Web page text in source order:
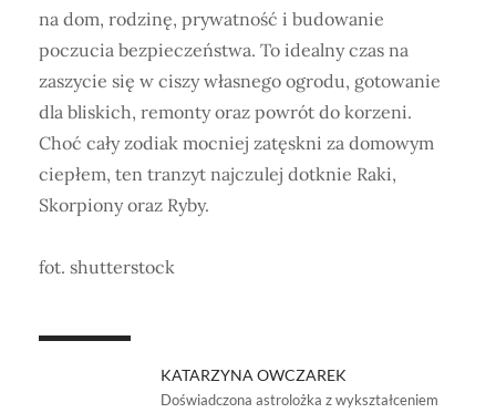
na dom, rodzinę, prywatność i budowanie
poczucia bezpieczeństwa. To idealny czas na
zaszycie się w ciszy własnego ogrodu, gotowanie
dla bliskich, remonty oraz powrót do korzeni.
Choć cały zodiak mocniej zatęskni za domowym
ciepłem, ten tranzyt najczulej dotknie Raki,
Skorpiony oraz Ryby.
fot. shutterstock
KATARZYNA OWCZAREK
Doświadczona astrolożka z wykształceniem